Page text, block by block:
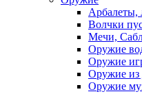
Арбалеты,
Волчки
Мечи,
Оружие
Оружие
Оружие из
Оружие